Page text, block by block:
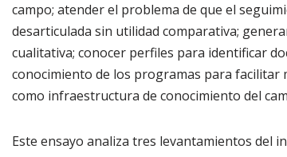
campo; atender el problema de que el
desarticulada sin utilidad comparativa;
cualitativa; conocer perfiles para identificar
conocimiento de los programas para facilitar
como infraestructura de conocimiento del
Este ensayo analiza tres levantamientos del